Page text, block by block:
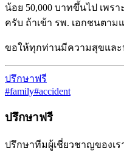
น้อย 50,000 บาทขึ้นไป เพรา
ครับ ถ้าเข้า รพ. เอกชนตาม
ขอให้ทุกท่านมีความสุขแล
ปรึกษาฟรี
#family#accident
ปรึกษาฟรี
ปรึกษาทีมผู้เชี่ยวชาญของเ